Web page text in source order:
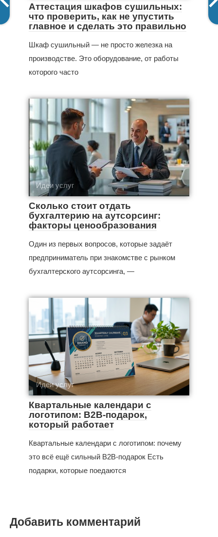
Аттестация шкафов сушильных:
что проверить, как не упустить
главное и сделать это правильно
Шкаф сушильный — не просто железка на
производстве. Это оборудование, от работы
которого часто
Идеи услуг
Сколько стоит отдать
бухгалтерию на аутсорсинг:
факторы ценообразования
Один из первых вопросов, которые задаёт
предприниматель при знакомстве с рынком
бухгалтерского аутсорсинга, —
Идеи услуг
Квартальные календари с
логотипом: B2B-подарок,
который работает
Квартальные календари с логотипом: почему
это всё ещё сильный B2B-подарок Есть
подарки, которые поедаются
Добавить комментарий